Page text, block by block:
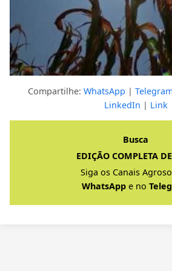
Clique para ver a resposta completa
Compartilhe: WhatsApp |
LinkedIn | Link
Busca
EDIÇÃO COMPLETA
Siga os Canais
WhatsAppe no